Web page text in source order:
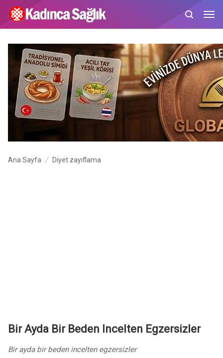
Ana Sayfa Diyet zayıflama
Bir Ayda Bir Beden Incelten Egzersizler
Bir ayda bir beden incelten egzersizler